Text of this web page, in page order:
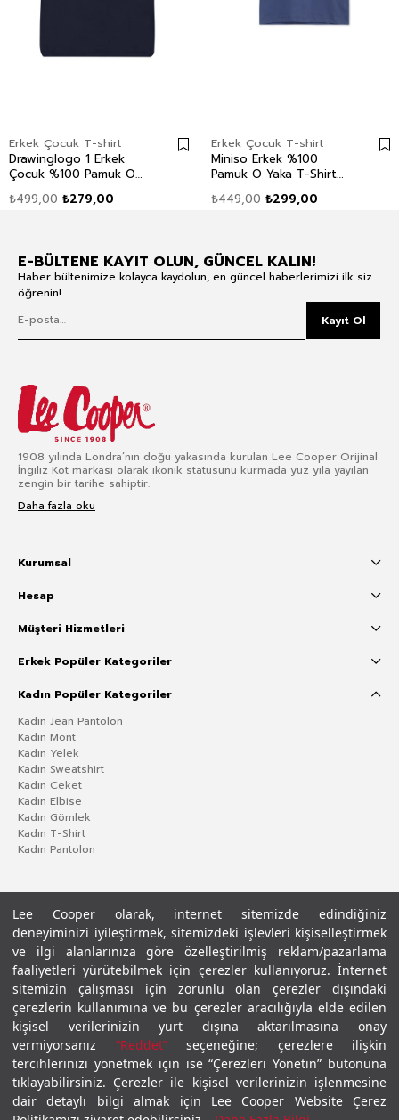
Lee Cooper olarak, internet sitemizde edindiğiniz
deneyiminizi iyileştirmek, sitemizdeki işlevleri kişiselleştirmek
ve ilgi alanlarınıza göre özelleştirilmiş reklam/pazarlama
faaliyetleri yürütebilmek için çerezler kullanıyoruz. İnternet
sitemizin çalışması için zorunlu olan çerezler dışındaki
çerezlerin kullanımına ve bu çerezler aracılığıyla elde edilen
kişisel verilerinizin yurt dışına aktarılmasına onay
vermiyorsanız “Reddet”seçeneğine; çerezlere ilişkin
tercihlerinizi yönetmek için ise “Çerezleri Yönetin” butonuna
tıklayabilirsiniz. Çerezler ile kişisel verilerinizin işlenmesine
dair detaylı bilgi almak için Lee Cooper Website Çerez
Erkek Çocuk T-shirt
Drawinglogo 1 Erkek
Çocuk %100 Pamuk O
₺279,00
₺499,00
Erkek Çocuk T-shirt
Miniso Erkek %100
Pamuk O Yaka T-Shirt
₺299,00
₺449,00
E-BÜLTENE KAYIT OLUN, GÜNCEL KALIN!
Haber bültenimize kolayca kaydolun, en güncel haberlerimizi ilk siz
öğrenin!
Kayıt Ol
1908 yılında Londra’nın doğu yakasında kurulan Lee Cooper Orijinal
İngiliz Kot markası olarak ikonik statüsünü kurmada yüz yıla yayılan
zengin bir tarihe sahiptir.
Daha fazla oku
Kurumsal
Hesap
Müşteri Hizmetleri
Erkek Popüler Kategoriler
Kadın Popüler Kategoriler
Kadın Jean Pantolon
Kadın Mont
Kadın Yelek
Kadın Sweatshirt
Kadın Ceket
Kadın Elbise
Kadın Gömlek
Kadın T-Shirt
Kadın Pantolon
Gizlilik PolitikasıÇerez Politikası KVKK Aydınlatma MetniŞartlar ve Koşullar
© 2026 Leecooper - Tüm Hakları Saklıdır.